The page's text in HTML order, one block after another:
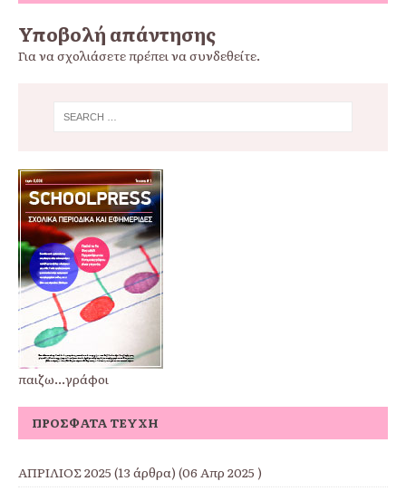
Υποβολή απάντησης
Για να σχολιάσετε πρέπει νασυνδεθείτε.
παιζω...γράφοι
ΠΡΌΣΦΑΤΑ ΤΕΎΧΗ
ΑΠΡΙΛΙΟΣ 2025 (13 άρθρα) (06 Απρ 2025 )